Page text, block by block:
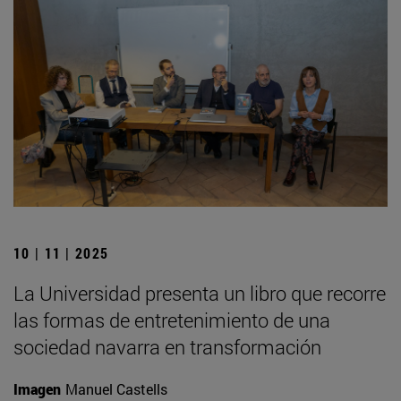
10 | 11 | 2025
La Universidad presenta un libro que recorre
las formas de entretenimiento de una
sociedad navarra en transformación
Imagen Manuel Castells